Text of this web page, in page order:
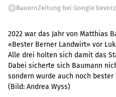
G BauernZeitung bei Google
2022 war das Jahr von Matthias
«Bester Berner Landwirt» vor
Alle drei holten sich damit das
Dabei sicherte sich Baumann
sondern wurde auch noch
(Bild: Andrea Wyss)